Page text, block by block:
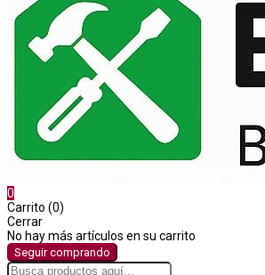
0
Carrito (0)
Cerrar
No hay más artículos en su carrito
Seguir comprando